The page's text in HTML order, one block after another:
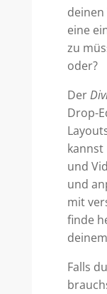
eine
zu
oder?
Der
Drop-
kannst
und
und
mit
finde
Falls